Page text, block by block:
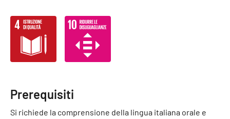
Prerequisiti
Si richiede la comprensione della lingua italiana orale e